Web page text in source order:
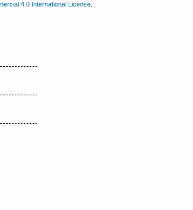
4.0 International License